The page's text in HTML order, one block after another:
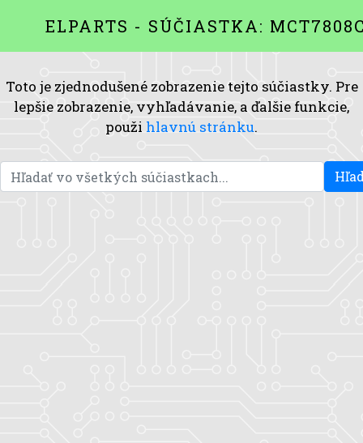
ELPARTS - SÚČIASTKA:
Toto je zjednodušené zobrazenie tejto súčiastky. Pre
lepšie zobrazenie, vyhľadávanie, a ďalšie funkcie,
použi hlavnú stránku.